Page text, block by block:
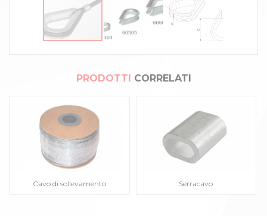
PRODOTTI CORRELATI
Cavo di sollevamento Serracavo